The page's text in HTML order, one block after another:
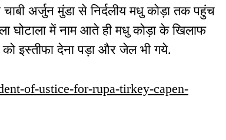
चाबी अर्जुन मुंडा से निर्दलीय मधु कोड़ा तक पहुंच
घोटाला में नाम आते ही मधु कोड़ा के खिलाफ
को इस्तीफा देना पड़ा और जेल भी गये.
of-ustice-for-rupa-tirkey-capen-